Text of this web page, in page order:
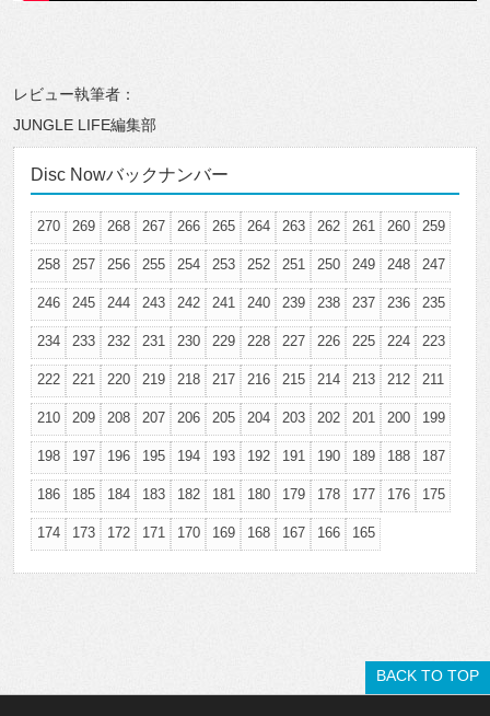
レビュー執筆者：
JUNGLE LIFE編集部
Disc Nowバックナンバー
270 269 268 267 266 265 264 263 262 261 260 259
258 257 256 255 254 253 252 251 250 249 248 247
246 245 244 243 242 241 240 239 238 237 236 235
234 233 232 231 230 229 228 227 226 225 224 223
222 221 220 219 218 217 216 215 214 213 212 211
210 209 208 207 206 205 204 203 202 201 200 199
198 197 196 195 194 193 192 191 190 189 188 187
186 185 184 183 182 181 180 179 178 177 176 175
174 173 172 171 170 169 168 167 166 165
BACK TO TOP